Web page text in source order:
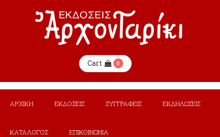
Cart 0
ΑΡΧΙΚΗ ΕΚΔΟΣΕΙΣ ΣΥΓΓΡΑΦΕΙΣ ΕΚΔΗΛΩΣΕΙΣ
ΚΑΤΑΛΟΓΟΣ ΕΠΙΚΟΙΝΩΝΙΑ